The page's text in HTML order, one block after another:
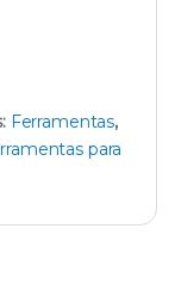
Ferramentas,
para